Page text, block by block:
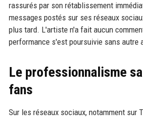
rassurés par son rétablissement
messages postés sur ses réseaux
plus tard. L'artiste n'a fait aucun
performance s'est poursuivie sans autre
Le professionnalisme
fans
Sur les réseaux sociaux, notamment sur